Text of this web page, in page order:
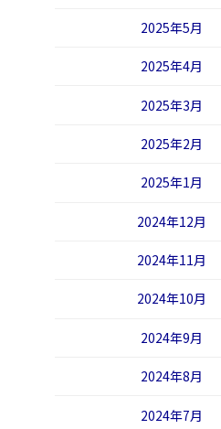
2025年5月
2025年4月
2025年3月
2025年2月
2025年1月
2024年12月
2024年11月
2024年10月
2024年9月
2024年8月
2024年7月